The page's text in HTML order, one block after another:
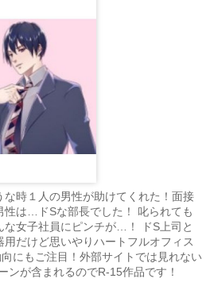
時１人の男性が助けてくれた！面接
性は…ドSな部長でした！ 叱られても
女子社員にピンチが…！ ドS上司と
だけど思いやりハートフルオフィス
にもご注目！外部サイトでは見れない
ンが含まれるのでR-15作品です！